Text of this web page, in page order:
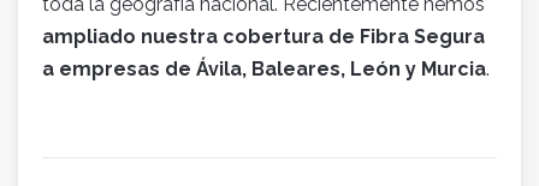
toda la geografía nacional. Recientemente hemos
ampliado nuestra cobertura de Fibra Segura
a empresas de Ávila, Baleares, León y Murcia.